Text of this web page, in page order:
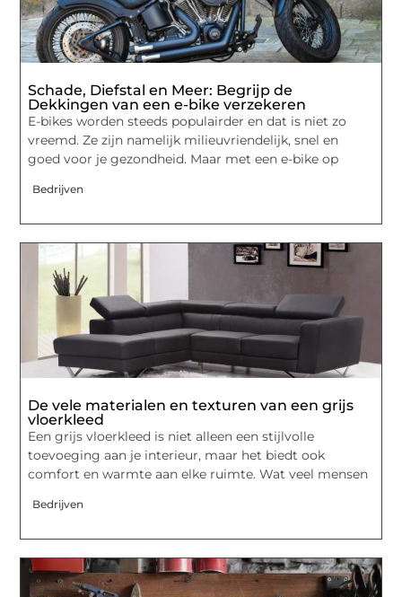
Schade, Diefstal en Meer: Begrijp de
Dekkingen van een e-bike verzekeren
E-bikes worden steeds populairder en dat is niet zo
vreemd. Ze zijn namelijk milieuvriendelijk, snel en
goed voor je gezondheid. Maar met een e-bike op
Bedrijven
De vele materialen en texturen van een grijs
vloerkleed
Een grijs vloerkleed is niet alleen een stijlvolle
toevoeging aan je interieur, maar het biedt ook
comfort en warmte aan elke ruimte. Wat veel mensen
Bedrijven